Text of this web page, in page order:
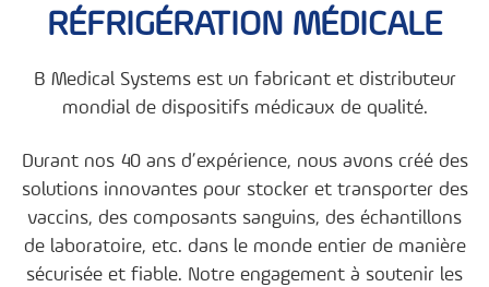
RÉFRIGÉRATION MÉDICALE
B Medical Systems est un fabricant et distributeur
mondial de dispositifs médicaux de qualité.
Durant nos 40 ans d’expérience, nous avons créé des
solutions innovantes pour stocker et transporter des
vaccins, des composants sanguins, des échantillons
de laboratoire, etc. dans le monde entier de manière
sécurisée et fiable. Notre engagement à soutenir les